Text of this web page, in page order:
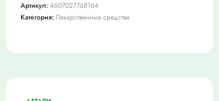
Артикул: 4607027768164
Категория: Лекарственные средства